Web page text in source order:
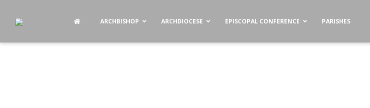
ARCHBISHOP ARCHDIOCESE EPISCOPAL CONFERENCE PARISHES